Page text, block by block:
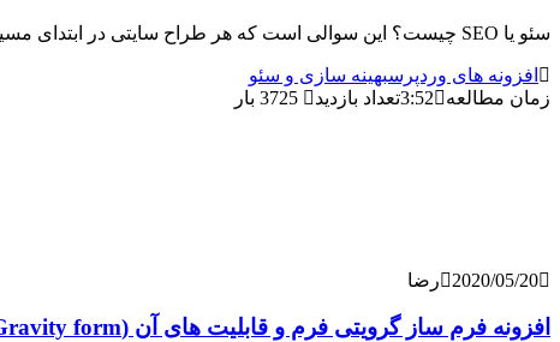
سئو یا SEO چیست؟ این سوالی است که هر طراح سایتی در ابتدای مسیر با آن مواجه می‌شود. در واقع واژه SEO مخفف واژگان search Engine Optimization و
افزونه های وردپرسبهینه سازی و سئو
زمان مطالعه
3:52تعداد بازدید
2020/05/20 رضا
افزونه فرم ساز گرویتی فرم و قابلیت های آن (Gravity form)